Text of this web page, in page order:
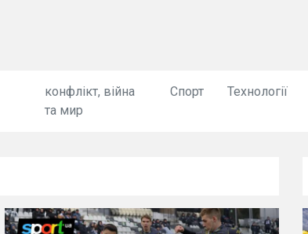
конфлікт, війна
та мир
Спорт Технології